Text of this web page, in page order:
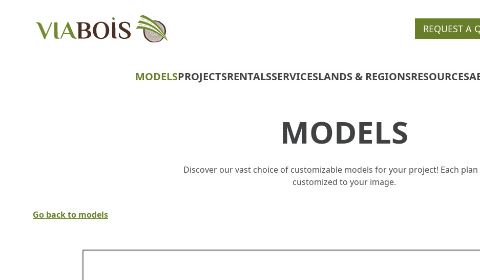
REQUEST A
MODELSPROJECTSRENTALSSERVICESLANDS & REGIONSRESOURCES
MODELS
Discover our vast choice of customizable models for your project! Each plan
customized to your image.
Go back to models